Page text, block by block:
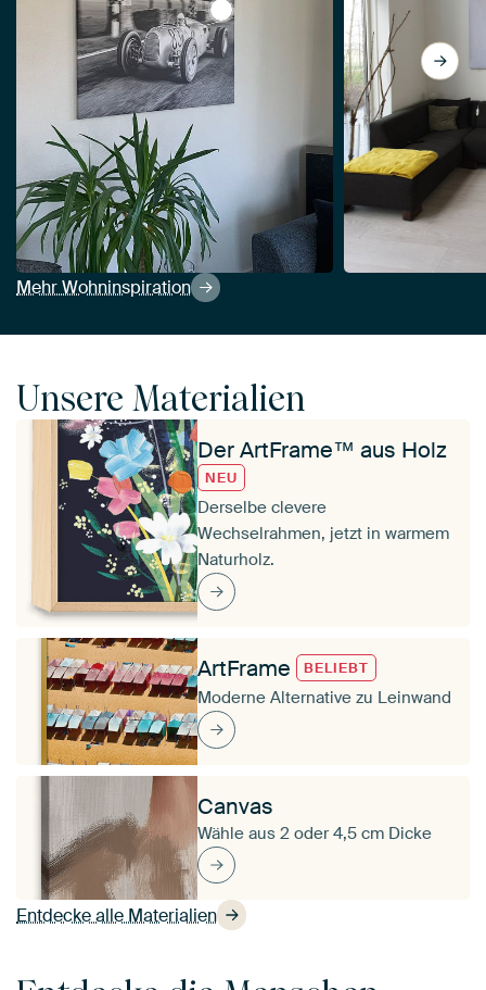
Mehr Wohninspiration
View Auto Union Grand Prix
Unsere Materialien
Entdecke alle Materialien
Der ArtFrame™ aus Holz
NEU
Derselbe clevere
Wechselrahmen, jetzt in warmem
Naturholz.
ArtFrame BELIEBT
Moderne Alternative zu Leinwand
Canvas
Wähle aus 2 oder 4,5 cm Dicke